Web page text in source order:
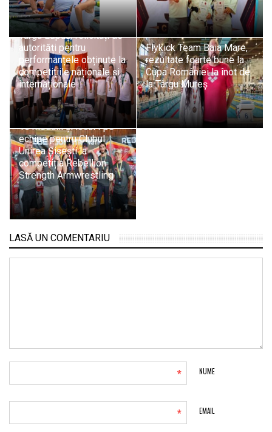
Sportivii A.C.S. Athletic
Târgu Lăpuș, felicitați de
autorități pentru
performanțele obținute la
competițiile naționale și
internaționale
Flykick Team Baia Mare,
rezultate foarte bune la
Cupa României la înot de
la Târgu Mureș
15 medalii și locul I pe
echipe pentru Clubul
Unirea Șișești la
competiția Rebellion
Strength Armwrestling
LASĂ UN COMENTARIU
NUME
*
EMAIL
*